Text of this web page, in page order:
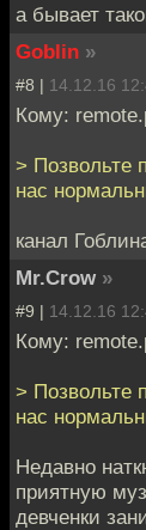
а бывает
Goblin »
#8 | 14.12.16
Кому:
> Позвольте
нас
канал
Mr.Crow »
#9 | 14.12.16
Кому:
> Позвольте
нас
Недавно
приятную
девченки